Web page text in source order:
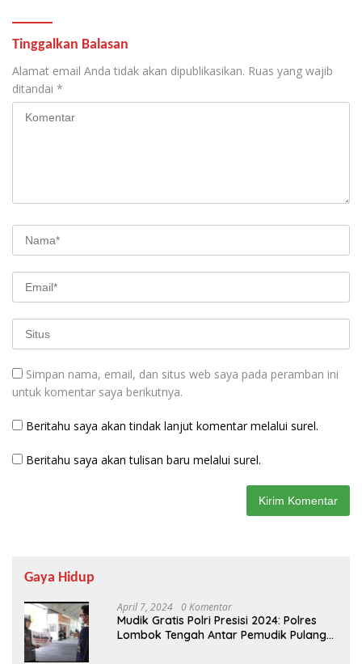
Tinggalkan Balasan
Alamat email Anda tidak akan dipublikasikan. Ruas yang wajib
ditandai *
Simpan nama, email, dan situs web saya pada peramban ini
untuk komentar saya berikutnya.
Beritahu saya akan tindak lanjut komentar melalui surel.
Beritahu saya akan tulisan baru melalui surel.
Gaya Hidup
April 7, 2024 0 Komentar
Mudik Gratis Polri Presisi 2024: Polres
Lombok Tengah Antar Pemudik Pulang